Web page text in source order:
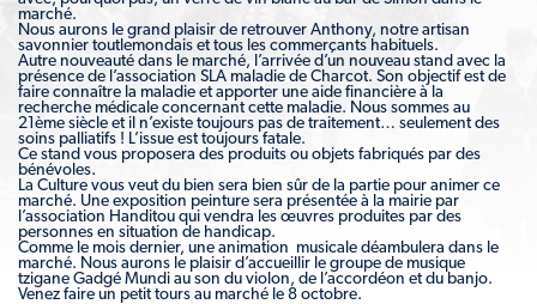
marché.
Nous aurons le grand plaisir de retrouver Anthony, notre artisan
savonnier toutlemondais et tous les commerçants habituels.
Autre nouveauté dans le marché, l’arrivée d’un nouveau stand avec la
présence de l’association SLA maladie de Charcot. Son objectif est de
faire connaître la maladie et apporter une aide financière à la
recherche médicale concernant cette maladie. Nous sommes au
21ème siècle et il n’existe toujours pas de traitement… seulement des
soins palliatifs ! L’issue est toujours fatale.
Ce stand vous proposera des produits ou objets fabriqués par des
bénévoles.
La Culture vous veut du bien sera bien sûr de la partie pour animer ce
marché. Une exposition peinture sera présentée à la mairie par
l’association Handitou qui vendra les œuvres produites par des
personnes en situation de handicap.
Comme le mois dernier, une animation musicale déambulera dans le
marché. Nous aurons le plaisir d’accueillir le groupe de musique
tzigane Gadgé Mundi au son du violon, de l’accordéon et du banjo.
Venez faire un petit tours au marché le 8 octobre.